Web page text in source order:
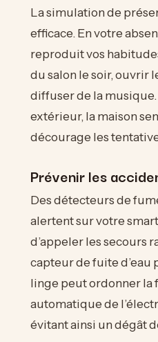
La simulation de
efficace. En votre
reproduit vos
du salon le soir, ouvrir
diffuser de la
extérieur, la maison
décourage les
Prévenir les
Des détecteurs de
alertent sur votre
d’appeler les secours
capteur de fuite d’eau
linge peut ordonner la
automatique de
évitant ainsi un dégât